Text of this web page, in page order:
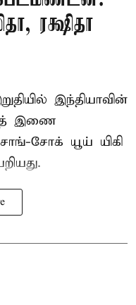
ரக்ஷிதா
இந்தியாவின்
இணை
சோக் யூய் யிகி